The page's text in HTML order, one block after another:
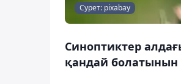
Сурет: pixabay
Синоптиктер
қандай болатынын